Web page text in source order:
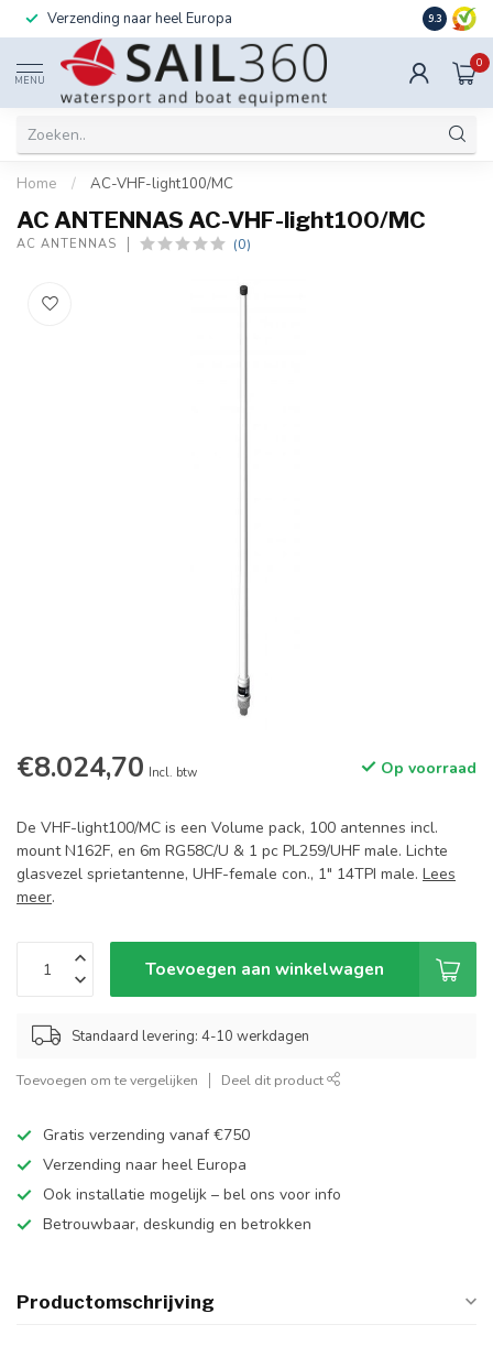
Verzending naar heel Europa Ook
9.3
MENU
0
Home / AC-VHF-light100/MC
AC ANTENNAS AC-VHF-light100/MC
AC ANTENNAS (0)
€8.024,70 Incl. btw Op voorraad
De VHF-light100/MC is een Volume pack, 100 antennes incl.
mount N162F, en 6m RG58C/U & 1 pc PL259/UHF male. Lichte
glasvezel sprietantenne, UHF-female con., 1" 14TPI male. Lees
meer.
Toevoegen aan winkelwagen
Standaard levering: 4-10 werkdagen
Toevoegen om te vergelijken Deel dit product
Gratis verzending vanaf €750
Verzending naar heel Europa
Ook installatie mogelijk – bel ons voor info
Betrouwbaar, deskundig en betrokken
Productomschrijving